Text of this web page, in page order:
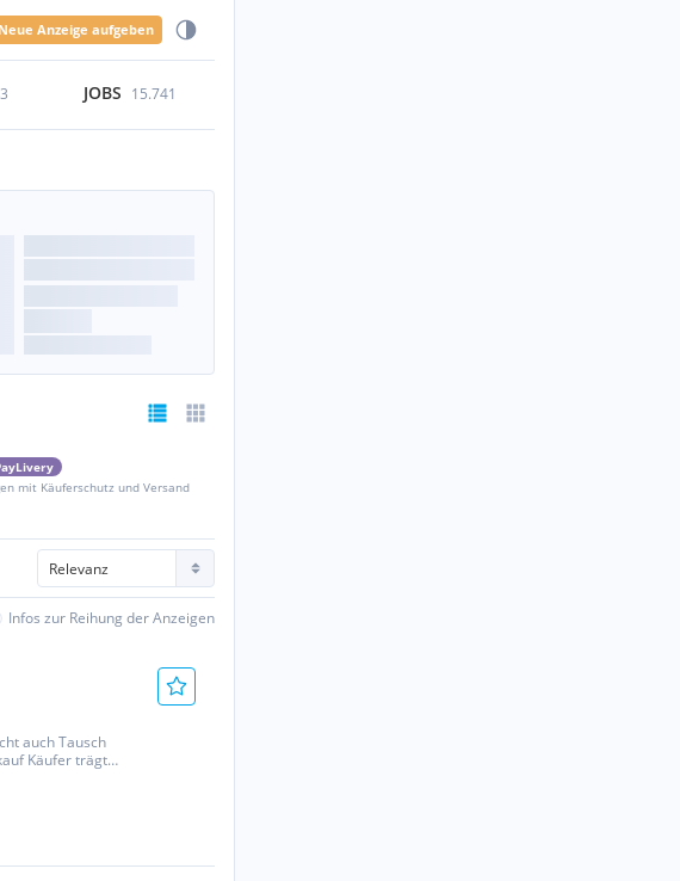
Neue Anzeige aufgeben
JOBS 15.741
mit Käuferschutz und Versand
Infos zur Reihung der Anzeigen
auch Tausch
Käufer trägt